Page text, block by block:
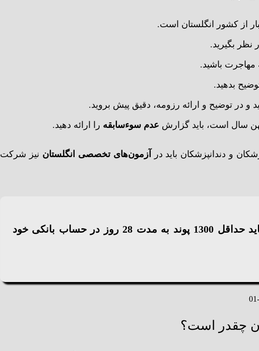
نظر بگیرید.
مهاجرت باشید.
بدهید.
و در توضیح و ارائه رزومه، دقیق پیش بروید.
سال است، باید گزارش عدم سوءسابقه را ارائه دهید.
و دندانپزشکان باید در آزمون‌های تخصصی انگلستان نیز شرکت
**برای شرط تمکن مالی، فرد متقاضی باید حداقل 1300 پوند به مدت 28 روز در حساب بانکی خود
چقدر است؟